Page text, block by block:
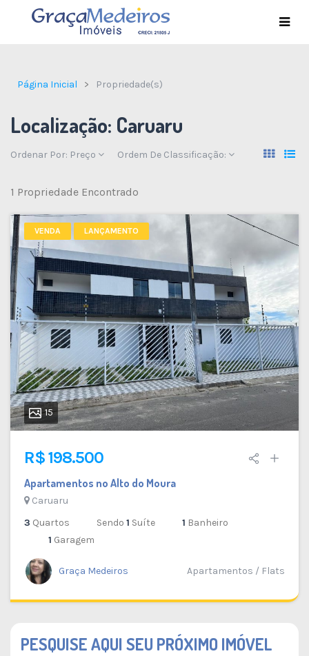
Página Inicial Propriedade(s)
Localização: Caruaru
Ordenar Por: Preço Ordem De Classificação:
1 Propriedade Encontrado
VENDA LANÇAMENTO
15
R$ 198.500
Apartamentos no Alto do Moura
Caruaru
3 Quartos Sendo 1 Suíte 1 Banheiro
1 Garagem
Graça Medeiros Apartamentos / Flats
PESQUISE AQUI SEU PRÓXIMO IMÓVEL